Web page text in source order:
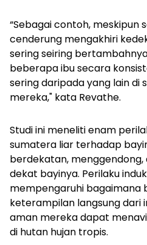
“Sebagai contoh, meskipun
cenderung mengakhiri
sering seiring
beberapa ibu secara
sering daripada yang lain di
mereka," kata Revathe.
Studi ini meneliti enam
sumatera liar terhadap
berdekatan,
dekat bayinya. Perilaku
mempengaruhi bagaimana
keterampilan langsung dari
aman mereka dapat
di hutan hujan tropis.